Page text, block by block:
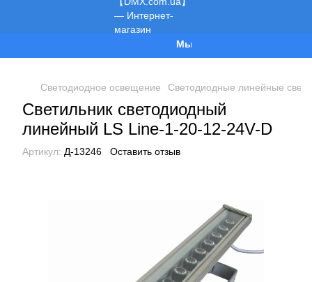
Мы работаем!
Светодиодное освещение Светодиодные линейные
Светильник светодиодный
линейный LS Line-1-20-12-24V-D
Артикул: Д-13246 Оставить отзыв